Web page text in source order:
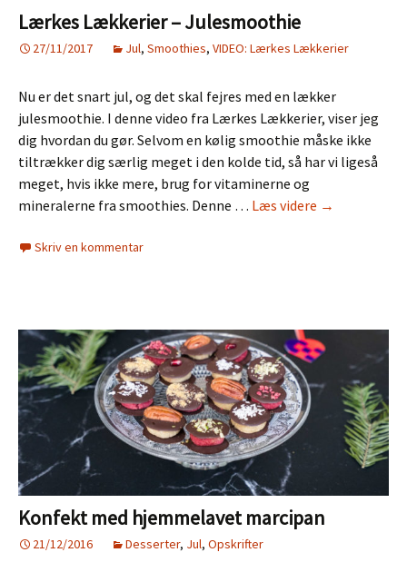
Lærkes Lækkerier – Julesmoothie
27/11/2017 Jul, Smoothies, VIDEO: Lærkes Lækkerier
Nu er det snart jul, og det skal fejres med en lækker
julesmoothie. I denne video fra Lærkes Lækkerier, viser jeg
dig hvordan du gør. Selvom en kølig smoothie måske ikke
tiltrækker dig særlig meget i den kolde tid, så har vi ligeså
meget, hvis ikke mere, brug for vitaminerne og
mineralerne fra smoothies. Denne … Læs videre Lærkes
→
Skriv en kommentar
Konfekt med hjemmelavet marcipan
21/12/2016 Desserter, Jul, Opskrifter